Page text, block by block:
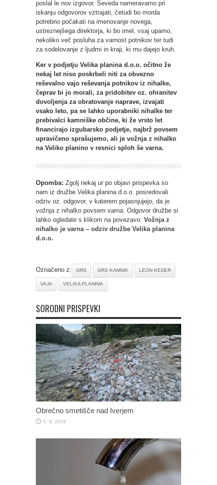
poslal le nov izgovor. Seveda nameravamo pri
iskanju odgovorov vztrajati, četudi bo morda
potrebno počakati na imenovanje novega,
ustreznejšega direktorja, ki bo imel, vsaj upamo,
nekoliko več posluha za varnost potnikov ter tudi
za sodelovanje z ljudmi in kraji, ki mu dajejo kruh.
Ker v podjetju Velika planina d.o.o. očitno že
nekaj let niso poskrbeli niti za obvezno
reševalno vajo reševanja potnikov iz nihalke,
čeprav bi jo morali, za pridobitev oz. ohranitev
dovoljenja za obratovanje naprave, izvajati
vsako leto, pa se lahko uporabniki nihalke ter
prebivalci kamniške občine, ki že vrsto let
financirajo izgubarsko podjetje, najbrž povsem
upravičeno sprašujemo, ali je vožnja z nihalko
na Veliko planino v resnici sploh še varna.
Opomba: Zgolj nekaj ur po objavi prispevka so
nam iz družbe Velika planina d.o.o. posredovali
odziv oz. odgovor, v katerem pojasnjujejo, da je
vožnja z nihalko povsem varna. Odgovor družbe si
lahko ogledate s klikom na povezavo: Vožnja z
nihalko je varna – odziv družbe Velika planina
d.o.o.
Označeno z: GRS GRS KAMNIK LEON KEDER
VAJA VELIKA PLANINA
SORODNI PRISPEVKI
Obrečno smetišče nad Iverjem
5. 8. 2026